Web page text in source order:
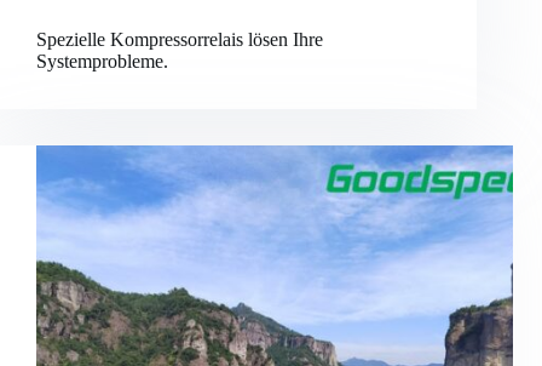
Spezielle Kompressorrelais lösen Ihre
Systemprobleme.